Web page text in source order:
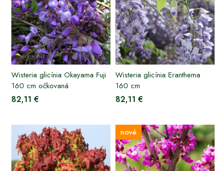
Wisteria glicínia Okayama Fuji
160 cm očkovaná
82,11 €
Wisteria glicínia Eranthema
160 cm
82,11 €
nové